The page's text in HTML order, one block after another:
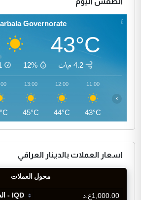
Governorate
43°C
4.2 م\ث 12%
11:00
43°C
12:00
44°C
13:00
45°C
›
اسعار العملات بالدينار العراقي